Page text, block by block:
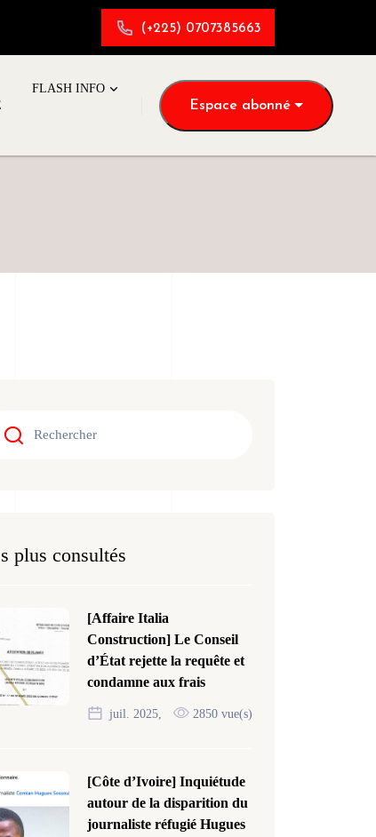
(+225) 0707385663
FLASH INFO
Espace abonné
plus consultés
[Affaire Italia
Construction] Le Conseil
d’État rejette la requête et
condamne aux frais
juil. 2025, 2850 vue(s)
[Côte d’Ivoire] Inquiétude
autour de la disparition du
journaliste réfugié Hugues